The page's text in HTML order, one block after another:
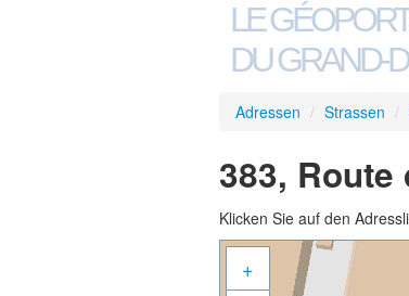
LE
DU GRAND-
Adressen / Strassen /
383,
Klicken Sie auf den
+